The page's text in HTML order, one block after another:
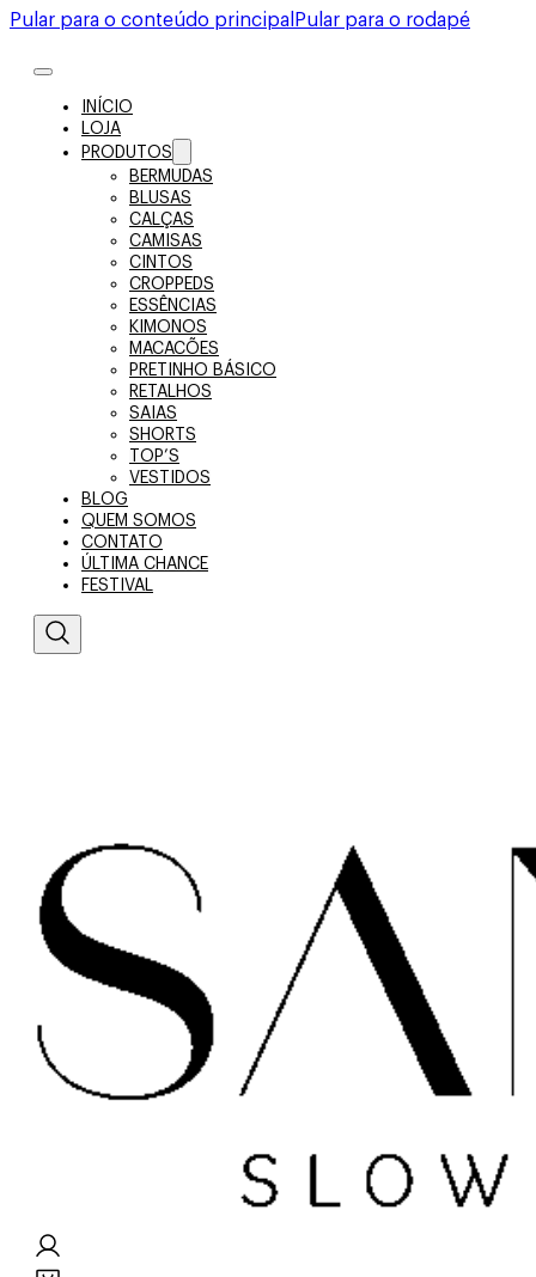
Pular para o conteúdo principal Pular para o rodapé
INÍCIO
LOJA
PRODUTOS
BERMUDAS
BLUSAS
CALÇAS
CAMISAS
CINTOS
CROPPEDS
ESSÊNCIAS
KIMONOS
MACACÕES
PRETINHO BÁSICO
RETALHOS
SAIAS
SHORTS
TOP’S
VESTIDOS
BLOG
QUEM SOMOS
CONTATO
ÚLTIMA CHANCE
FESTIVAL